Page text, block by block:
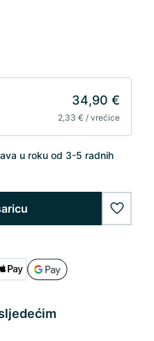
34,90 €
2,33 € / vrećice
u roku od 3-5 radnih